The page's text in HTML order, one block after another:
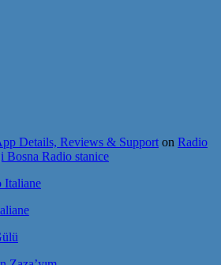
Details, Reviews & Support on Radio
Bosna Radio stanice
Italiane